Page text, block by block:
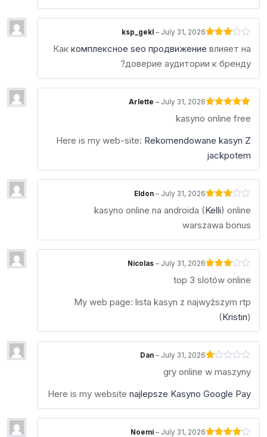
3out
of 5
ksp_gekl– July 31, 2026
Как комплексное seo продвижение влияет на
доверие аудитории к бренду?
of 5
Arlette– July 31, 2026
kasyno online free
Here is my web-site: Rekomendowane kasyn Z
jackpotem
Rated
3out
of 5
Eldon– July 31, 2026
kasyno online na androida (Kelli) online
warszawa bonus
3out
Nicolas– July 31, 2026
top 3 slotów online
My web page: lista kasyn z najwyższym rtp
(Kristin)
1
of
5
Dan– July 31, 2026
gry online w maszyny
Here is my website najlepsze Kasyno Google Pay
Noemi– July 31, 2026